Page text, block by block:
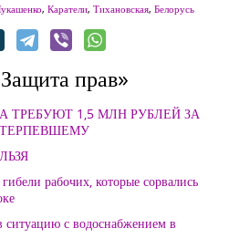
, Каратели, Тихановская, Белорусь
прав»
ТРЕБУЮТ 1,5 МЛН РУБЛЕЙ ЗА
рабочих, которые сорвались
ситуацию с водоснабжением в